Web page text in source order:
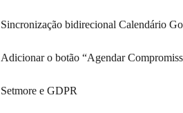
Sincronização bidirecional Calendário
Adicionar o botão “Agendar
Setmore e GDPR